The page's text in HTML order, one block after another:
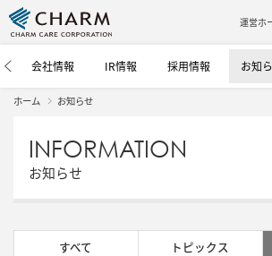
運営ホ
会社情報 IR情報 採用情報 お知
ホーム お知らせ
INFORMATION
お知らせ
すべて トピックス